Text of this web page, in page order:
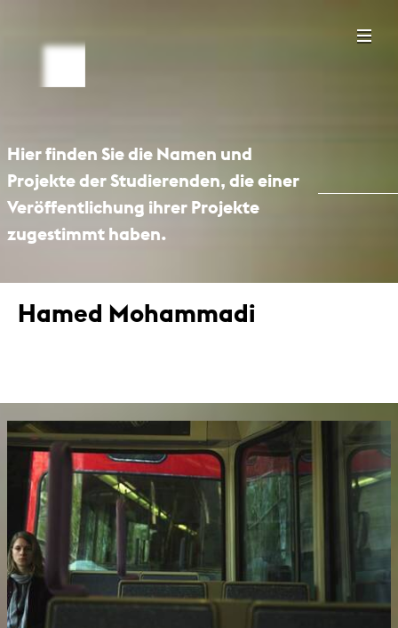
Hier finden Sie die Namen und
Projekte der Studierenden, die einer
Veröffentlichung ihrer Projekte
zugestimmt haben.
Hamed Mohammadi